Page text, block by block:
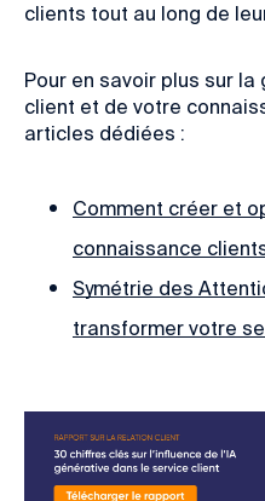
clients tout au long de
Pour en savoir plus sur
client et de votre
articles dédiées :
Comment créer et
connaissance
Symétrie des
transformer votre